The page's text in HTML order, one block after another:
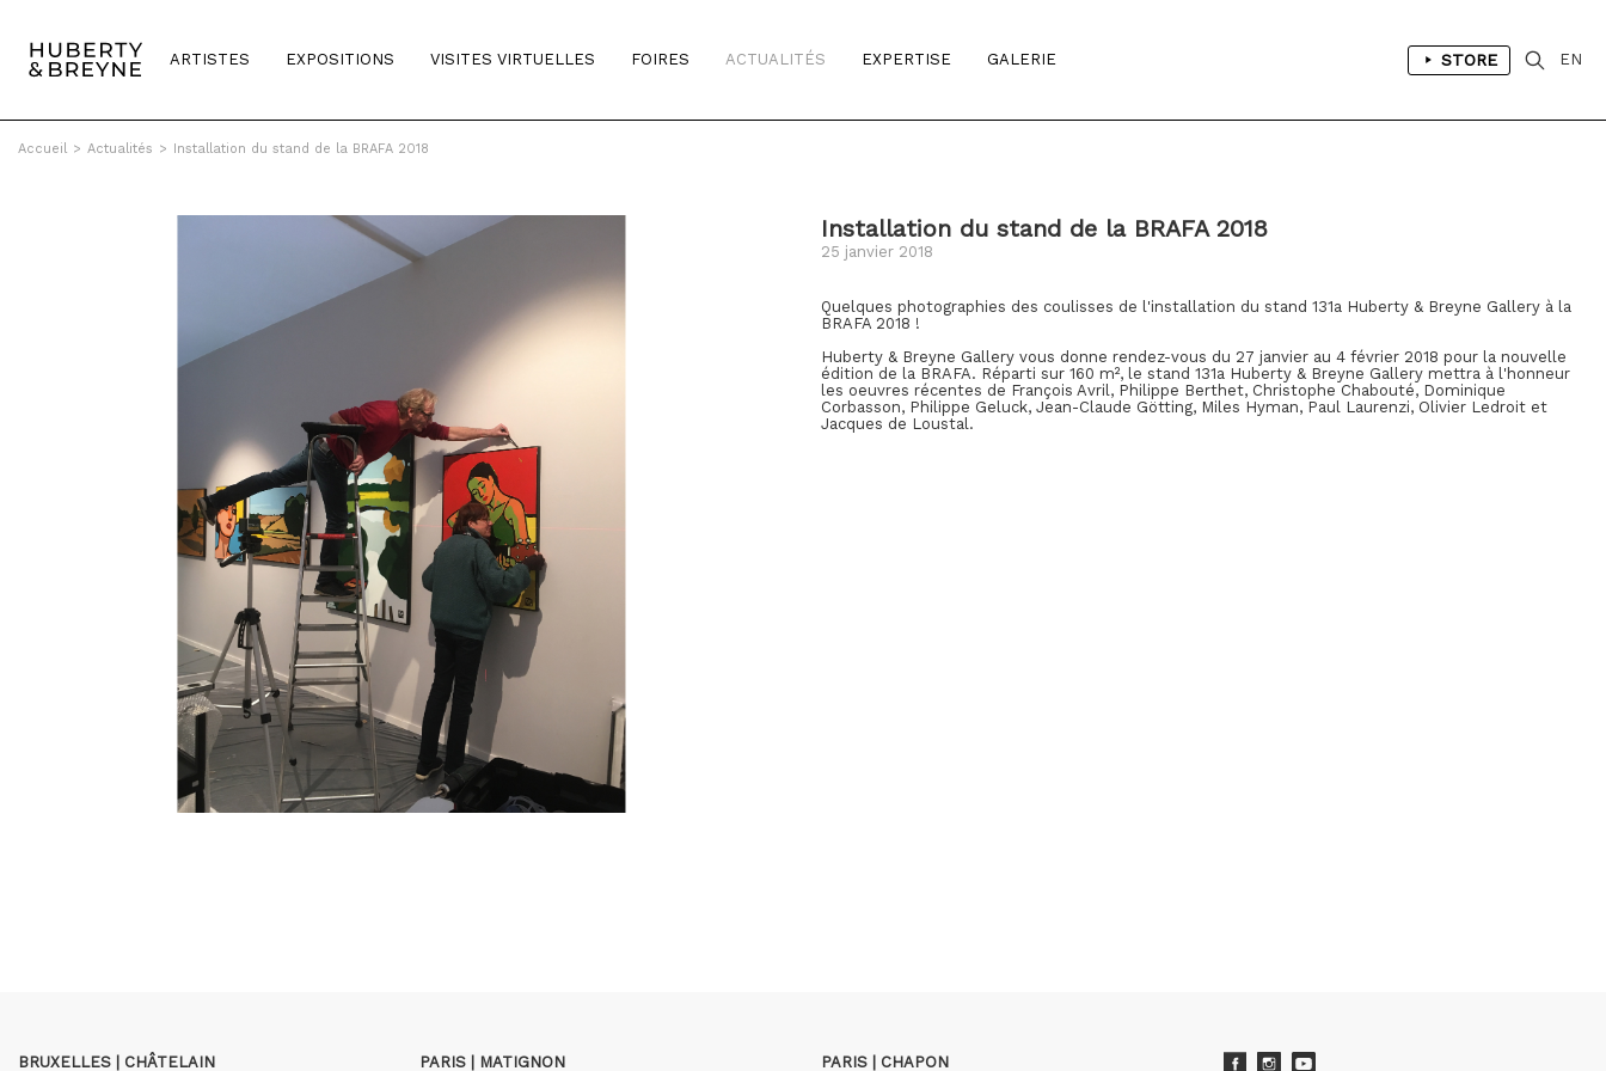
ARTISTES EXPOSITIONS VISITES VIRTUELLES FOIRES ACTUALITÉS EXPERTISE GALERIE STORE EN
Accueil > Actualités > Installation du stand de la BRAFA 2018
Installation du stand de la BRAFA 2018
25 janvier 2018
Quelques photographies des coulisses de l'installation du stand 131a Huberty & Breyne Gallery à la
BRAFA 2018 !
Huberty & Breyne Gallery vous donne rendez-vous du 27 janvier au 4 février 2018 pour la nouvelle
édition de la BRAFA. Réparti sur 160 m², le stand 131a Huberty & Breyne Gallery mettra à l'honneur
les oeuvres récentes de François Avril, Philippe Berthet, Christophe Chabouté, Dominique
Corbasson, Philippe Geluck, Jean-Claude Götting, Miles Hyman, Paul Laurenzi, Olivier Ledroit et
Jacques de Loustal.
BRUXELLES | CHÂTELAIN PARIS | MATIGNON PARIS | CHAPON